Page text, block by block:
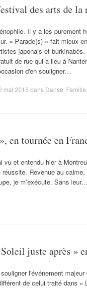
des arts de la
Il y a les purement
« Parade(s) » fait mieux
japonais et
de rue qui a lieu à
d'en souligner…
mai 2015 dans Danse Famille
en tournée en
vu et entendu hier à
Revenue au
je m’exécute. Sans leur…
juste après »
l'événement
de celui traité dans